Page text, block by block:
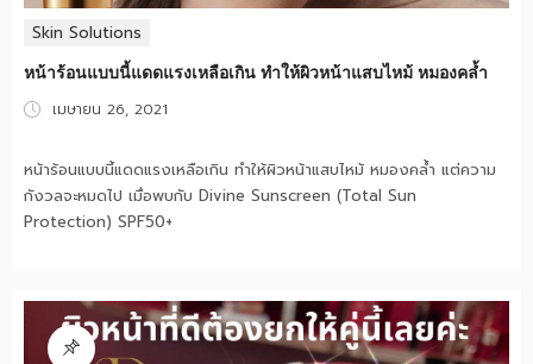
Skin Solutions
หน้าร้อนแบบนี้แดดแรงเหลือเกิน ทำให้ผิวหน้าแสบไหม้ หมองคล้ำ
Posted
เมษายน 26, 2021
หน้าร้อนแบบนี้แดดแรงเหลือเกิน ทำให้ผิวหน้าแสบไหม้ หมองคล้ำ แต่ความ
กังวลจะหมดไป เมื่อพบกับ Divine Sunscreen (Total Sun
Protection) SPF50+